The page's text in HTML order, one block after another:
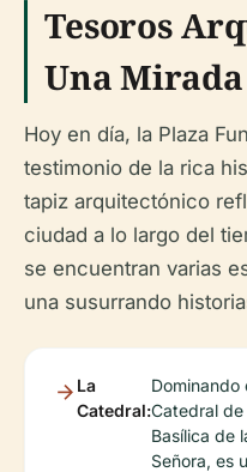
Tesoros
Una
Hoy en día, la Plaza
testimonio de la rica
tapiz arquitectónico
ciudad a lo largo del
se encuentran varias
una susurrando
La
Catedral:
Dominando
Catedral de
Basílica de
Señora, es